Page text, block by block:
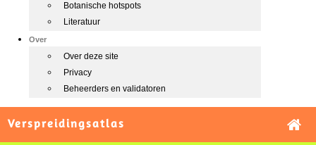
Botanische hotspots
Literatuur
Over
Over deze site
Privacy
Beheerders en validatoren
Verspreidingsatlas